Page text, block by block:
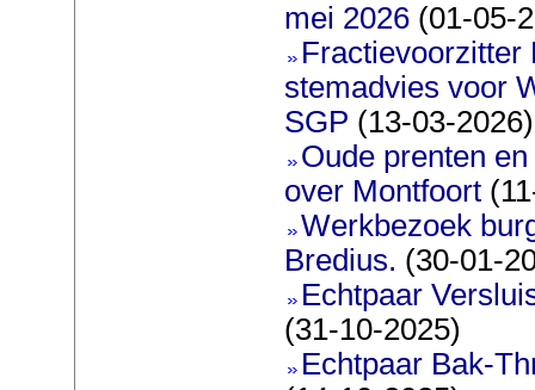
mei 2026 (01-05-
Fractievoorzitter
stemadvies voor
SGP (13-03-2026)
Oude prenten
over Montfoort
Werkbezoek
Bredius. (30-01-
Echtpaar
(31-10-2025)
Echtpaar Bak-